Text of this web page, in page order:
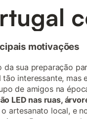
motivações
da sua preparação
interessante,
de amigos na
LED nas ruas,
artesanato local, e